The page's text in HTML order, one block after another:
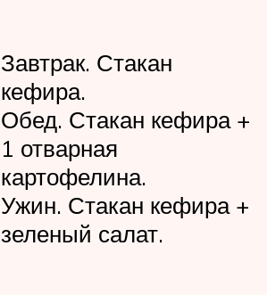
Завтрак. Стакан
кефира.
Обед. Стакан кефира +
1 отварная
картофелина.
Ужин. Стакан кефира +
зеленый салат.